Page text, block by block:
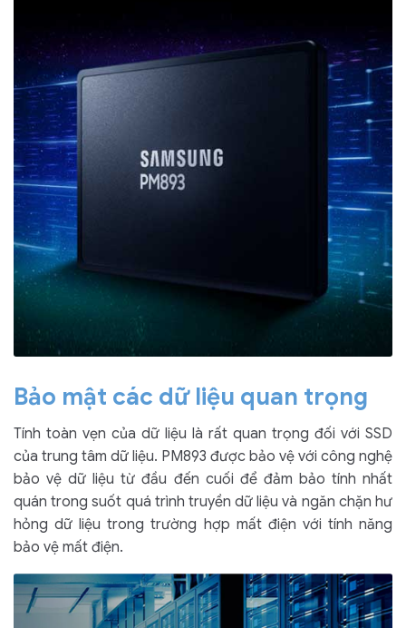
Bảo mật các dữ liệu quan trọng
Tính toàn vẹn của dữ liệu là rất quan trọng đối với SSD
của trung tâm dữ liệu. PM893 được bảo vệ với công nghệ
bảo vệ dữ liệu từ đầu đến cuối để đảm bảo tính nhất
quán trong suốt quá trình truyền dữ liệu và ngăn chặn hư
hỏng dữ liệu trong trường hợp mất điện với tính năng
bảo vệ mất điện.